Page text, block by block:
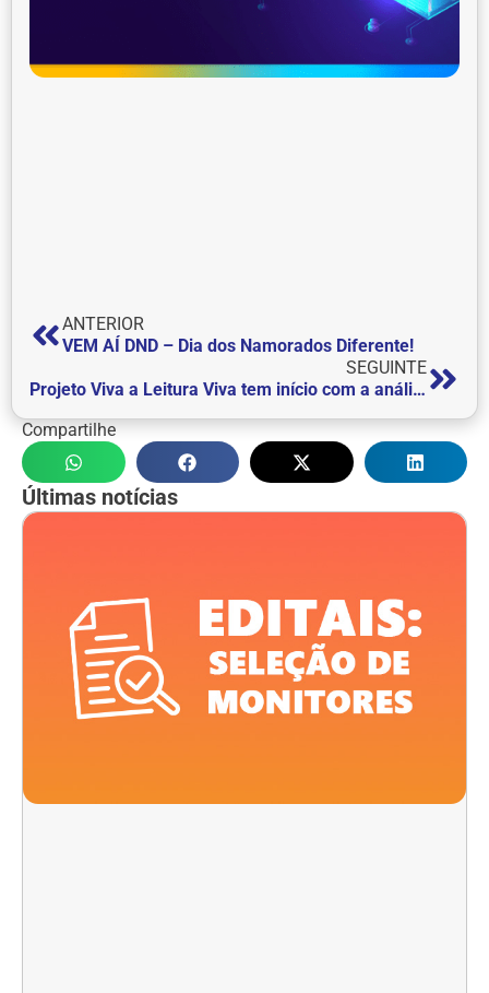
ANTERIOR
VEM AÍ DND – Dia dos Namorados Diferente!
SEGUINTE
Projeto Viva a Leitura Viva tem início com a análise da Obra Literária “Os Miseráveis”
Compartilhe
Últimas notícias